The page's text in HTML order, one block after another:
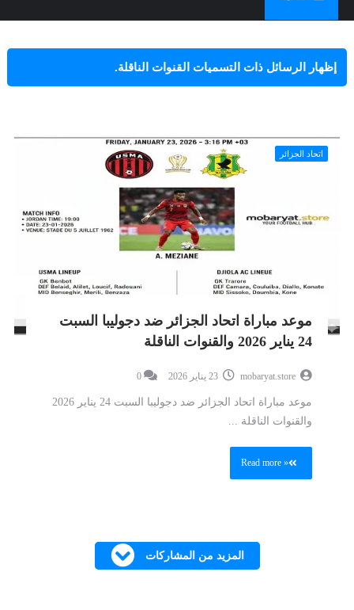
‏إظهار الرسائل ذات التسميات القنوات الناقلة.
اتحاد الجزائر
موعد مباراة اتحاد الجزائر ضد دجوليبا السبت
24 يناير 2026 والقنوات الناقلة
mobaryat.store
0
موعد مباراة اتحاد الجزائر ضد دجوليبا السبت 24 يناير 2026
والقنوات الناقلة ...
Read more »
المزيد من المشاركات